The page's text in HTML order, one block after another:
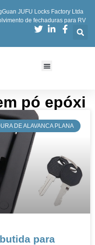
JUFU Locks Factory Ltda
de fechaduras para RV
pó epóxi
DE ALAVANCA PLANA
para